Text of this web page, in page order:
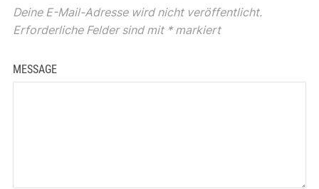
Deine E-Mail-Adresse wird nicht veröffentlicht.
Erforderliche Felder sind mit *markiert
MESSAGE